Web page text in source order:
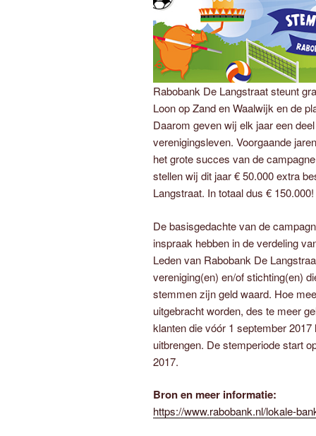
Rabobank De Langstraat steunt
Loon op Zand en Waalwijk en de
Daarom geven wij elk jaar een
verenigingsleven. Voorgaande
het grote succes van de
stellen wij dit jaar € 50.000 extra
Langstraat. In totaal dus € 150.000!
De basisgedachte van de
inspraak hebben in de verdeling
Leden van Rabobank De
vereniging(en) en/of stichting(en)
stemmen zijn geld waard. Hoe
uitgebracht worden, des te meer
klanten die vóór 1 september
uitbrengen. De stemperiode start
2017.
Bron en meer informatie:
https://www.rabobank.nl/lokale-